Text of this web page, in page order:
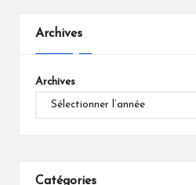
Archives
Archives
Catégories